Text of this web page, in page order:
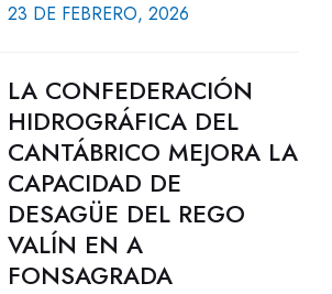
23 DE FEBRERO, 2026
LA CONFEDERACIÓN
HIDROGRÁFICA DEL
CANTÁBRICO MEJORA LA
CAPACIDAD DE
DESAGÜE DEL REGO
VALÍN EN A
FONSAGRADA